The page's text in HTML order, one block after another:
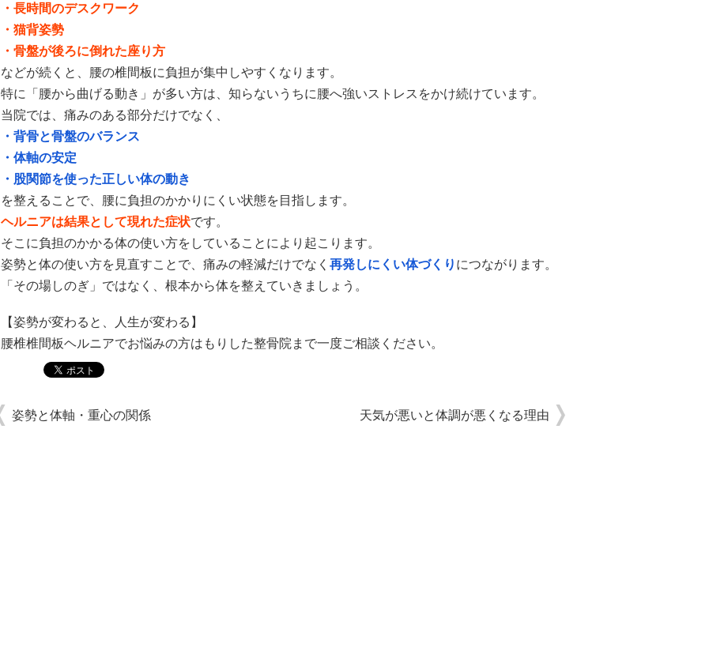
・長時間のデスクワーク
・猫背姿勢
・骨盤が後ろに倒れた座り方
などが続くと、 腰の椎間板に負担が集中しやすくなります。
特に「 腰から曲げる動き」が多い方は、 知らないうちに腰へ強いストレスをかけ続けています。
当院では、痛みのある部分だけでなく、
・背骨と骨盤のバランス
・体軸の安定
・股関節を使った正しい体の動き
を整えることで、腰に負担のかかりにくい状態を目指します。
ヘルニアは結果として現れた症状です。
そこに負担のかかる体の使い方をしていることにより起こります。
姿勢と体の使い方を見直すことで、 痛みの軽減だけでなく 再発しにくい体づくり につながります。
「その場しのぎ」ではなく、根本から体を整えていきましょう。
【姿勢が変わると、人生が変わる】
腰椎椎間板ヘルニアでお悩みの方はもりした整骨院まで一度ご相談ください。
姿勢と体軸・重心の関係 天気が悪いと体調が悪くなる理由